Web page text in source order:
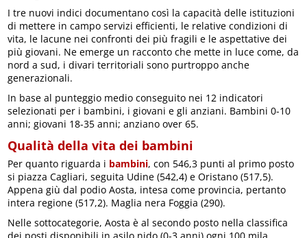
I tre nuovi indici documentano così la capacità delle istituzioni
di mettere in campo servizi efficienti, le relative condizioni di
vita, le lacune nei confronti dei più fragili e le aspettative dei
più giovani. Ne emerge un racconto che mette in luce come, da
nord a sud, i divari territoriali sono purtroppo anche
generazionali.
In base al punteggio medio conseguito nei 12 indicatori
selezionati per i bambini, i giovani e gli anziani. Bambini 0-10
anni; giovani 18-35 anni; anziano over 65.
Qualità della vita dei bambini
Per quanto riguarda i bambini, con 546,3 punti al primo posto
si piazza Cagliari, seguita Udine (542,4) e Oristano (517,5).
Appena giù dal podio Aosta, intesa come provincia, pertanto
intera regione (517,2). Maglia nera Foggia (290).
Nelle sottocategorie, Aosta è al secondo posto nella classifica
dei posti disponibili in asilo nido (0-3 anni) ogni 100 mila